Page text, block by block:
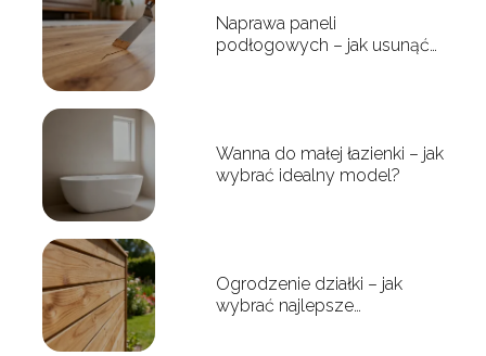
Naprawa paneli
podłogowych – jak usunąć
Wanna do małej łazienki – jak
wybrać idealny model?
Ogrodzenie działki – jak
wybrać najlepsze